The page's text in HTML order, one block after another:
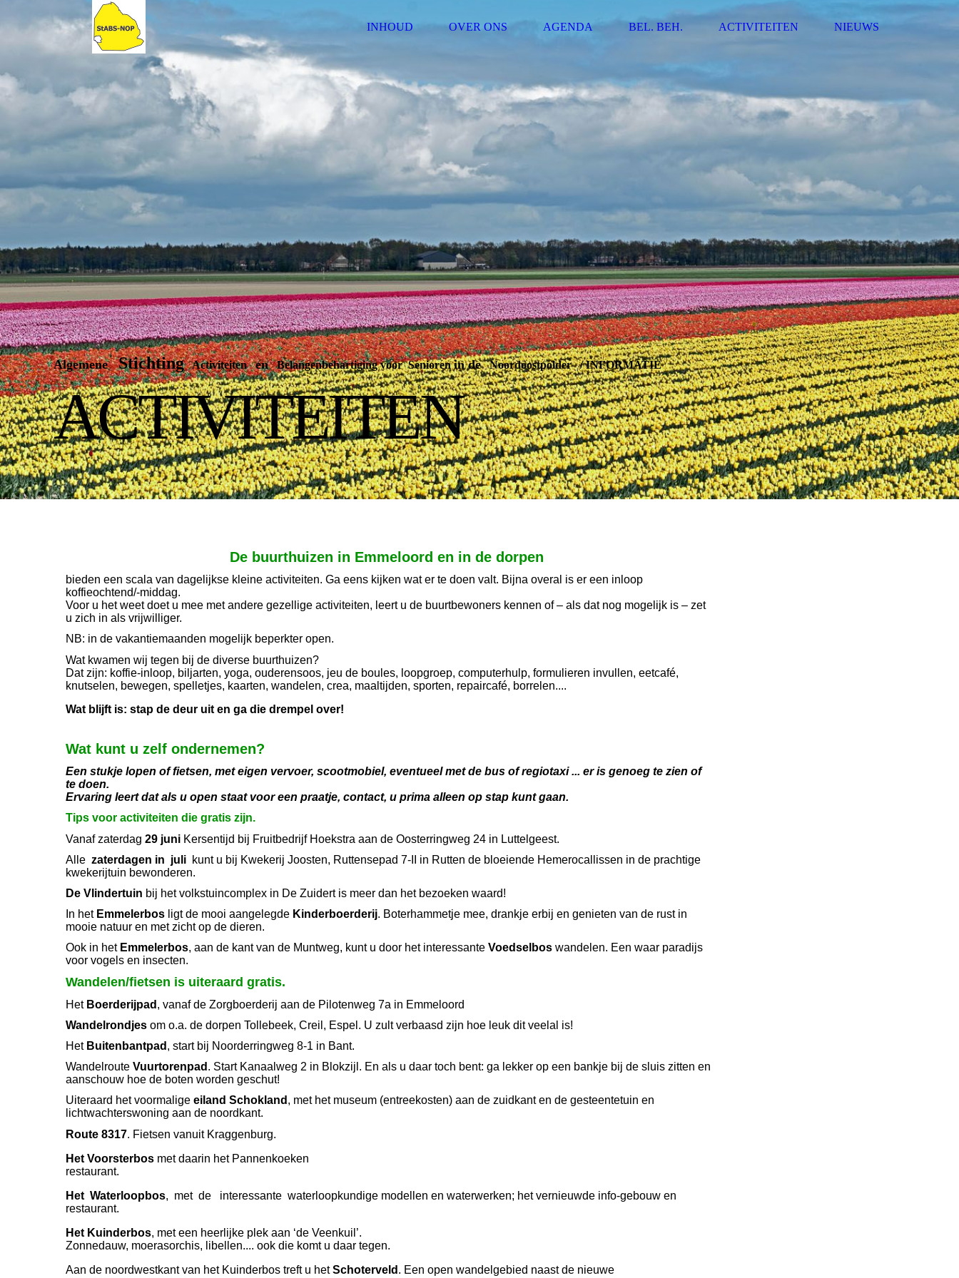
INHOUD OVER ONS AGENDA BEL. BEH. ACTIVITEITEN NIEUWS
AlgemeneStichtingActiviteitenenBelangenbehartiging voor Seniorenin deNoordoostpolder/INFORMATIE
ACTIVITEITEN
De buurthuizen in Emmeloord en in de dorpen
bieden een scala van dagelijkse kleine activiteiten. Ga eens kijken wat er te doen valt. Bijna overal is er een inloop
koffieochtend/-middag.
Voor u het weet doet u mee met andere gezellige activiteiten, leert u de buurtbewoners kennen of – als dat nog mogelijk is – zet
u zich in als vrijwilliger.
NB: in de vakantiemaanden mogelijk beperkter open.
Wat kwamen wij tegen bij de diverse buurthuizen?
Dat zijn: koffie-inloop, biljarten, yoga, ouderensoos, jeu de boules, loopgroep, computerhulp, formulieren invullen, eetcafé,
knutselen, bewegen, spelletjes, kaarten, wandelen, crea, maaltijden, sporten, repaircafé, borrelen....
Wat blijft is: stap de deur uit en ga die drempel over!
Wat kunt u zelf ondernemen?
Een stukje lopen of fietsen, met eigen vervoer, scootmobiel, eventueel met de bus of regiotaxi ... er is genoeg te zien of
te doen.
Ervaring leert dat als u open staat voor een praatje, contact, u prima alleen op stap kunt gaan.
Tips voor activiteiten die gratis zijn.
Vanaf zaterdag 29 juni Kersentijd bij Fruitbedrijf Hoekstra aan de Oosterringweg 24 in Luttelgeest.
Alle zaterdagen in juli kunt u bij Kwekerij Joosten, Ruttensepad 7-II in Rutten de bloeiende Hemerocallissen in de prachtige
kwekerijtuin bewonderen.
De Vlindertuin bij het volkstuincomplex in De Zuidert is meer dan het bezoeken waard!
In het Emmelerbos ligt de mooi aangelegde Kinderboerderij. Boterhammetje mee, drankje erbij en genieten van de rust in
mooie natuur en met zicht op de dieren.
Ook in het Emmelerbos, aan de kant van de Muntweg, kunt u door het interessante Voedselbos wandelen. Een waar paradijs
voor vogels en insecten.
Wandelen/fietsen is uiteraard gratis.
Het Boerderijpad , vanaf de Zorgboerderij aan de Pilotenweg 7a in Emmeloord
Wandelrondjes om o.a. de dorpen Tollebeek, Creil, Espel. U zult verbaasd zijn hoe leuk dit veelal is!
Het Buitenbantpad , start bij Noorderringweg 8-1 in Bant.
Wandelroute Vuurtorenpad . Start Kanaalweg 2 in Blokzijl. En als u daar toch bent: ga lekker op een bankje bij de sluis zitten en
aanschouw hoe de boten worden geschut!
Uiteraard het voormalige eiland Schokland , met het museum (entreekosten) aan de zuidkant en de gesteentetuin en
lichtwachterswoning aan de noordkant.
Route 8317. Fietsen vanuit Kraggenburg.
Het Voorsterbos met daarin het Pannenkoeken
restaurant.
Het Waterloopbos, met de interessante waterloopkundige modellen en waterwerken; het vernieuwde info-gebouw en
restaurant.
Het Kuinderbos, met een heerlijke plek aan ‘de Veenkuil’.
Zonnedauw, moerasorchis, libellen.... ook die komt u daar tegen.
Aan de noordwestkant van het Kuinderbos treft u hetSchoterveld . Een open wandelgebied naast de nieuwe